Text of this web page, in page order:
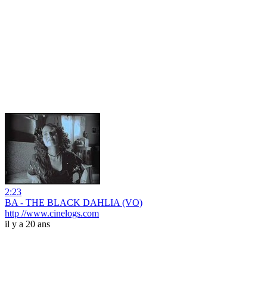
2:23
BA - THE BLACK DAHLIA (VO)
http //www.cinelogs.com
il y a 20 ans